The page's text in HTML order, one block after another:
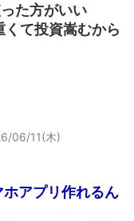
た方がいい
て投資嵩むから
06/11(木)
アプリ作れるん